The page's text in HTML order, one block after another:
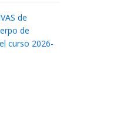
de
de
curso 2026-